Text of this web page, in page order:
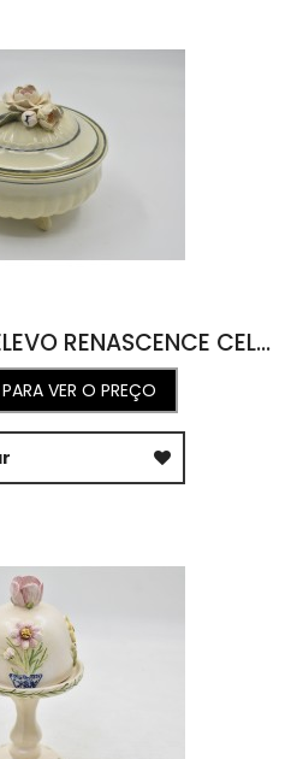
BOMBONIER COM RELEVO RENASCENCE CELADON OPACO 15,5D X 14A
VER O PREÇO